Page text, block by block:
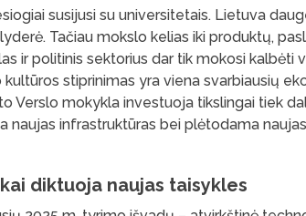
susijusi su universitetais. Lietuva
Tačiau mokslo kelias iki produktų,
ir politinis sektorius dar tik mokosi kalbėti
stiprinimas yra viena svarbiausių
Verslo mokykla investuoja tikslingai tiek
naujas infrastruktūras bei plėtodama
diktuoja naujas taisykles